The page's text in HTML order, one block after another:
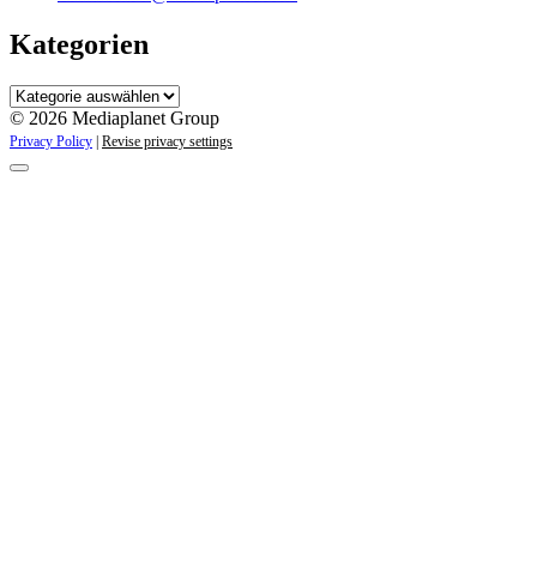
Kategorien
Kategorien
© 2026 Mediaplanet Group
Privacy Policy Revise privacy settings